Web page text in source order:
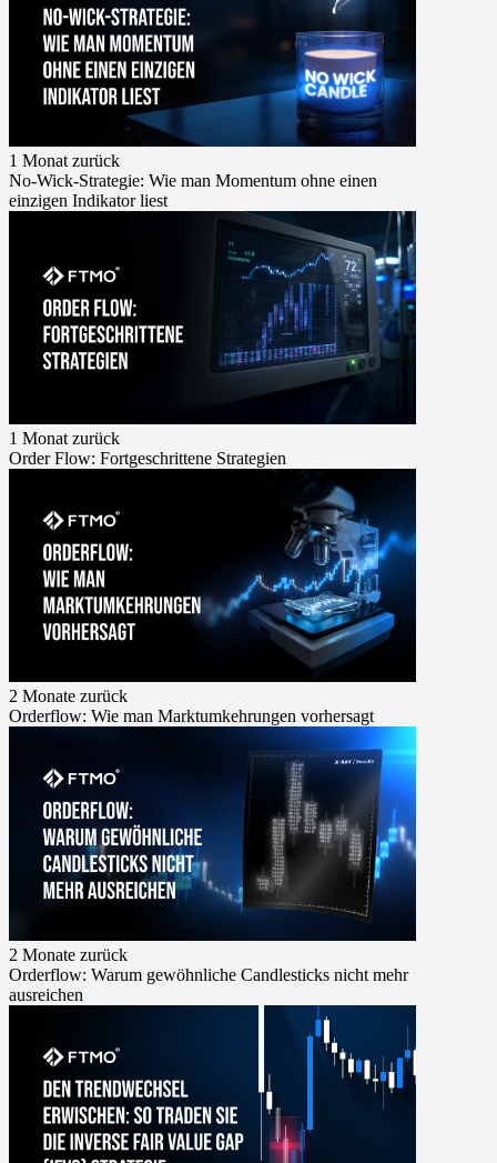
1 Monat zurück
No-Wick-Strategie: Wie man Momentum ohne einen
einzigen Indikator liest
1 Monat zurück
Order Flow: Fortgeschrittene Strategien
2 Monate zurück
Orderflow: Wie man Marktumkehrungen vorhersagt
2 Monate zurück
Orderflow: Warum gewöhnliche Candlesticks nicht mehr
ausreichen